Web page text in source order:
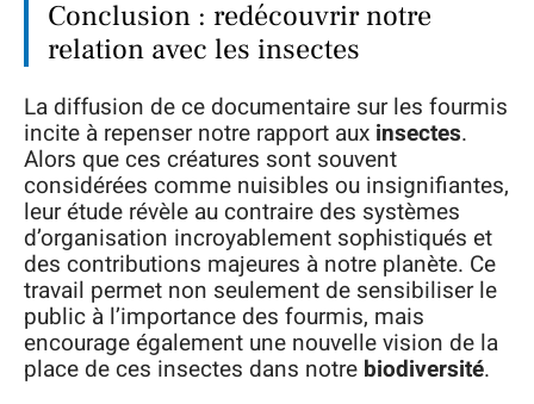
Conclusion : redécouvrir notre
relation avec les insectes
La diffusion de ce documentaire sur les fourmis
incite à repenser notre rapport aux insectes.
Alors que ces créatures sont souvent
considérées comme nuisibles ou insignifiantes,
leur étude révèle au contraire des systèmes
d’organisation incroyablement sophistiqués et
des contributions majeures à notre planète. Ce
travail permet non seulement de sensibiliser le
public à l’importance des fourmis, mais
encourage également une nouvelle vision de la
place de ces insectes dans notre biodiversité.